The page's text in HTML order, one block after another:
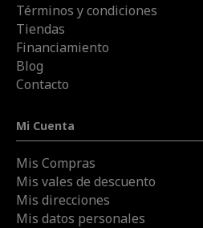
Términos y condiciones
Tiendas
Financiamiento
Blog
Contacto
Mi Cuenta
Mis Compras
Mis vales de descuento
Mis direcciones
Mis datos personales